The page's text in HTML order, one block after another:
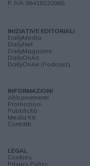
P. IVA 06418220965
INIZIATIVE EDITORIALI
DailyMedia
DailyNet
DailyMagazine
DailyOnAir
DailyOnAir (Podcast)
INFORMAZIONI
Abbonamenti
Promozioni
Pubblicità
Media Kit
Contatti
LEGAL
Cookies
Privacy Policy